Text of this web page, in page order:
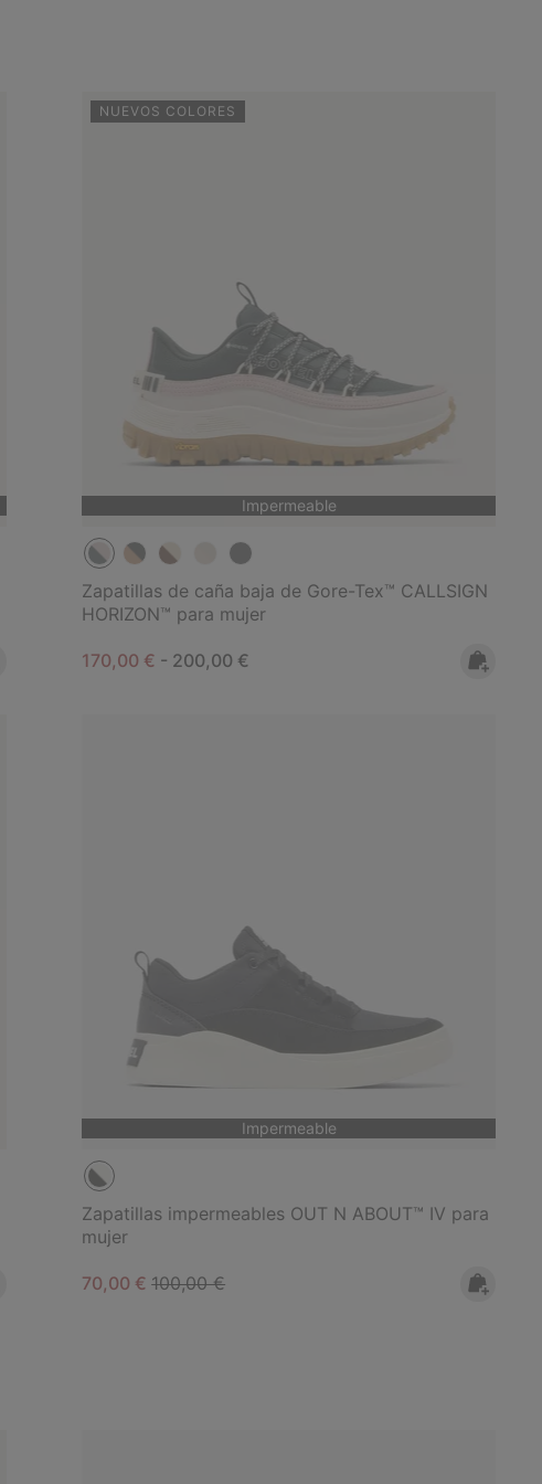
NUEVOS COLORES
Impermeable
Zapatillas de caña baja de Gore-Tex™ CALLSIGN
HORIZON™ para mujer
Minimum sale price:
170,00 € - Maximum price:
200,00 €
Impermeable
Zapatillas impermeables OUT N ABOUT™ IV para
mujer
Sale price:
70,00 €Regular price:
100,00 €